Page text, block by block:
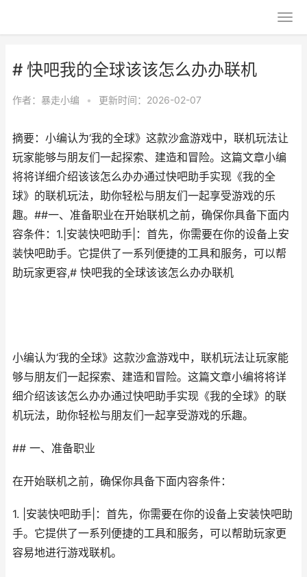
# 快吧我的全球该该怎么办办联机
作者： 暴走小编 • 更新时间：2026-02-07
摘要：小编认为‘我的全球》这款沙盒游戏中，联机玩法让
玩家能够与朋友们一起探索、建造和冒险。这篇文章小编
将将详细介绍该该怎么办办通过快吧助手实现《我的全
球》的联机玩法，助你轻松与朋友们一起享受游戏的乐
趣。##一、准备职业在开始联机之前，确保你具备下面内
容条件：1.|安装快吧助手|：首先，你需要在你的设备上安
装快吧助手。它提供了一系列便捷的工具和服务，可以帮
助玩家更容,# 快吧我的全球该该怎么办办联机
小编认为‘我的全球》这款沙盒游戏中，联机玩法让玩家能
够与朋友们一起探索、建造和冒险。这篇文章小编将将详
细介绍该该怎么办办通过快吧助手实现《我的全球》的联
机玩法，助你轻松与朋友们一起享受游戏的乐趣。
## 一、准备职业
在开始联机之前，确保你具备下面内容条件：
1. |安装快吧助手|：首先，你需要在你的设备上安装快吧助
手。它提供了一系列便捷的工具和服务，可以帮助玩家更
容易地进行游戏联机。